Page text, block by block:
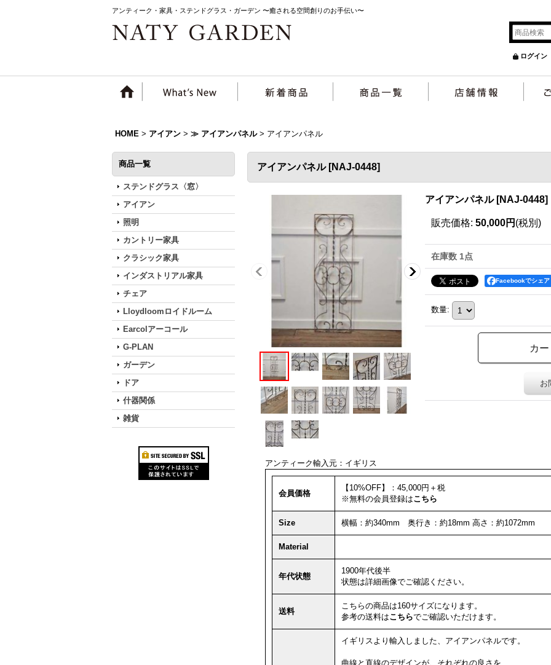
アンティーク・家具・ステンドグラス・ガーデン 〜癒される空間創りのお手伝い〜
ログイン
HOME > アイアン > ≫ アイアンパネル > アイアンパネル
商品一覧
ステンドグラス〈窓〉
アイアン
照明
カントリー家具
クラシック家具
インダストリアル家具
チェア
Lloydloomロイドルーム
Earcolアーコール
G-PLAN
ガーデン
ドア
什器関係
雑貨
アイアンパネル [NAJ-0448]
アイアンパネル [NAJ-0448]
販売価格: 50,000円 (税別)
在庫数 1点
Facebookでシェア
数量:
お
アンティーク輸入元：イギリス
会員価格
【10%OFF】： 45,000円＋税
※無料の会員登録はこちら
Size 横幅：約340mm 奥行き：約18mm 高さ：約1072mm
Material
年代状態
1900年代後半
状態は詳細画像でご確認ください。
送料
こちらの商品は160サイズになります。
参考の送料はこちらでご確認いただけます。
イギリスより輸入しました、アイアンパネルです。
曲線と直線のデザインが、それぞれの良さを